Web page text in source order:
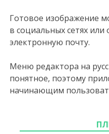
Готовое изображение
в социальных сетях
электронную почту.
Меню редактора на
понятное, поэтому
начинающим